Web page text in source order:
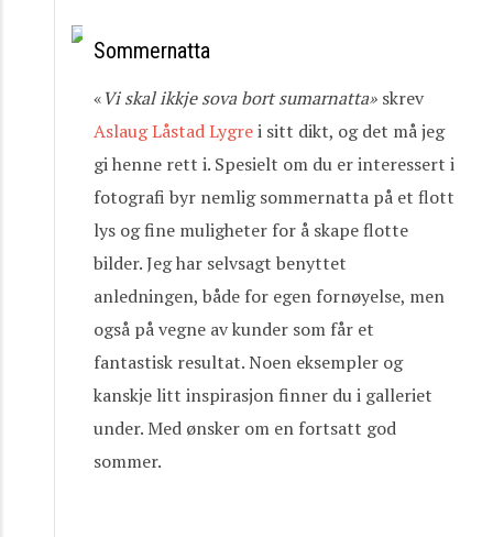
Sommernatta
«Viskalikkjesovabort sumarnatta» skrev
Aslaug Låstad Lygrei sitt dikt, og det må jeg
gi henne rett i. Spesielt om du er interessert i
fotografi byr nemlig sommernatta på et flott
lys og fine muligheter for å skape flotte
bilder. Jeg har selvsagt benyttet
anledningen, både for egen fornøyelse, men
også på vegne av kunder som får et
fantastisk resultat. Noen eksempler og
kanskje litt inspirasjon finner du i galleriet
under. Med ønsker om en fortsatt god
sommer.